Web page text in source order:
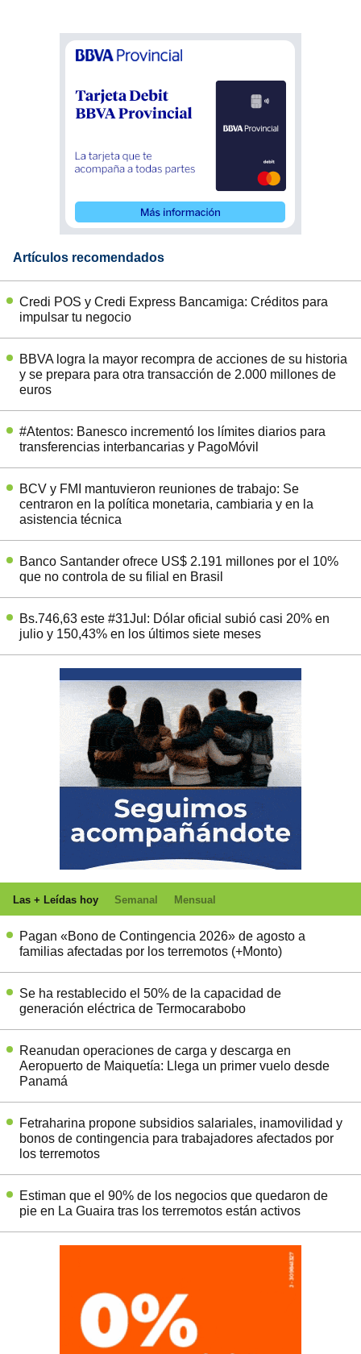
Artículos recomendados
Credi POS y Credi Express Bancamiga: Créditos para
impulsar tu negocio
BBVA logra la mayor recompra de acciones de su historia
y se prepara para otra transacción de 2.000 millones de
euros
#Atentos: Banesco incrementó los límites diarios para
transferencias interbancarias y PagoMóvil
BCV y FMI mantuvieron reuniones de trabajo: Se
centraron en la política monetaria, cambiaria y en la
asistencia técnica
Banco Santander ofrece US$ 2.191 millones por el 10%
que no controla de su filial en Brasil
Bs.746,63 este #31Jul: Dólar oficial subió casi 20% en
julio y 150,43% en los últimos siete meses
Las + Leídas hoy Semanal Mensual
Pagan «Bono de Contingencia 2026» de agosto a
familias afectadas por los terremotos (+Monto)
Se ha restablecido el 50% de la capacidad de
generación eléctrica de Termocarabobo
Reanudan operaciones de carga y descarga en
Aeropuerto de Maiquetía: Llega un primer vuelo desde
Panamá
Fetraharina propone subsidios salariales, inamovilidad y
bonos de contingencia para trabajadores afectados por
los terremotos
Estiman que el 90% de los negocios que quedaron de
pie en La Guaira tras los terremotos están activos